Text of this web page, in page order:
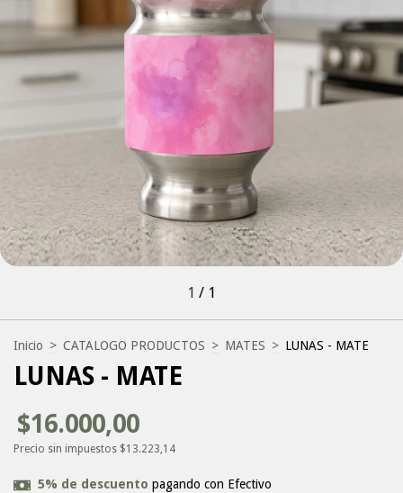
1 / 1
Inicio > CATALOGO PRODUCTOS > MATES > LUNAS - MATE
LUNAS - MATE
$16.000,00
Precio sin impuestos $13.223,14
5% de descuento pagando con Efectivo